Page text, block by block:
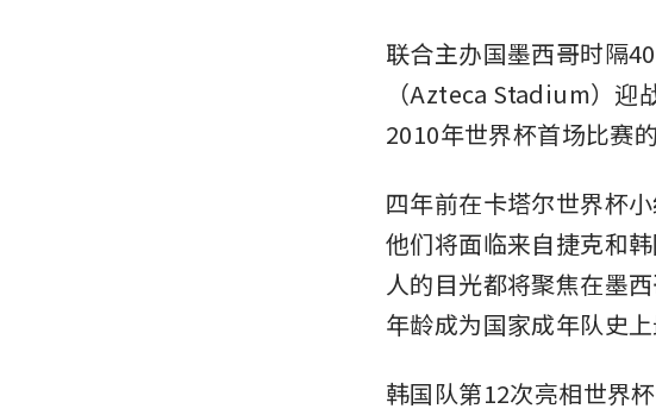
联合主办国墨西哥时隔
（Azteca Stadium）迎
2010年世界杯首场比赛
四年前在卡塔尔世界杯
他们将面临来自捷克和
人的目光都将聚焦在墨
年龄成为国家成年队史
韩国队第12次亮相世界